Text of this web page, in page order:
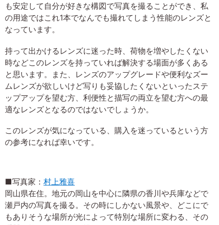
も安定して自分が好きな構図で写真を撮ることができ、私
の用途ではこれ1本でなんでも撮れてしまう性能のレンズと
なっています。
持って出かけるレンズに迷った時、荷物を増やしたくない
時などこのレンズを持っていれば解決する場面が多くある
と思います。また、レンズのアップグレードや便利なズー
ムレンズが欲しいけど写りも妥協したくないといったステ
ップアップを望む方、利便性と描写の両立を望む方への最
適なレンズとなるのではないでしょうか。
このレンズが気になっている、購入を迷っているという方
の参考になれば幸いです。
■写真家： 村上雅喜
岡山県在住。地元の岡山を中心に隣県の香川や兵庫などで
瀬戸内の写真を撮る。その時にしかない風景や、どこにで
もありそうな場所が光によって特別な場所に変わる、その